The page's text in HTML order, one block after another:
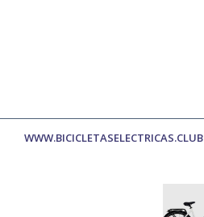
WWW.BICICLETASELECTRICAS.CLUB